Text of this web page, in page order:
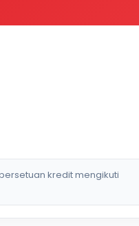
kredit mengikuti